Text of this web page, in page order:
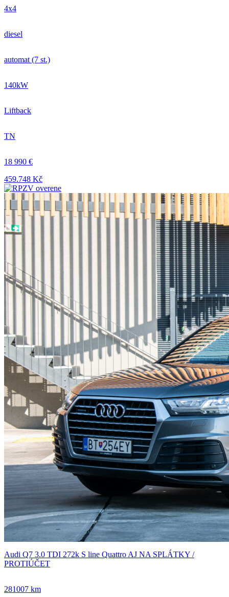
4x4
diesel
automat (7 st.)
140kW
Liftback
TN
18 990 €
459.748 Kč
Audi Q7 3.0 TDI 272k S line Quattro AJ NA SPLÁTKY /
PROTIÚČET
281007 km